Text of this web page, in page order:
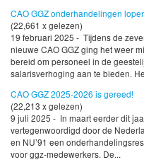
CAO GGZ onderhandelingen
(22,661 x gelezen)
19 februari 2025 - Tijdens de
nieuwe CAO GGZ ging het weer
bereid om personeel in de
salarisverhoging aan te bieden.
CAO GGZ 2025-2026 is gereed!
(22,213 x gelezen)
9 juli 2025 - In maart eerder dit
vertegenwoordigd door de
en NU’91 een
voor ggz-medewerkers. De...